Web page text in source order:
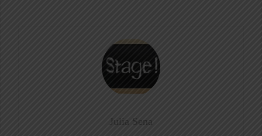
Julia Sena